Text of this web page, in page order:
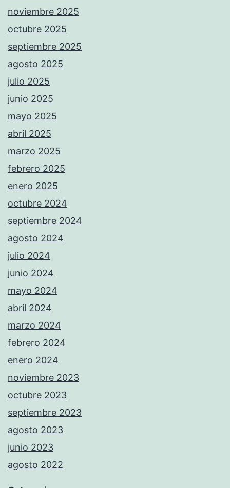
noviembre 2025
octubre 2025
septiembre 2025
agosto 2025
julio 2025
junio 2025
mayo 2025
abril 2025
marzo 2025
febrero 2025
enero 2025
octubre 2024
septiembre 2024
agosto 2024
julio 2024
junio 2024
mayo 2024
abril 2024
marzo 2024
febrero 2024
enero 2024
noviembre 2023
octubre 2023
septiembre 2023
agosto 2023
junio 2023
agosto 2022